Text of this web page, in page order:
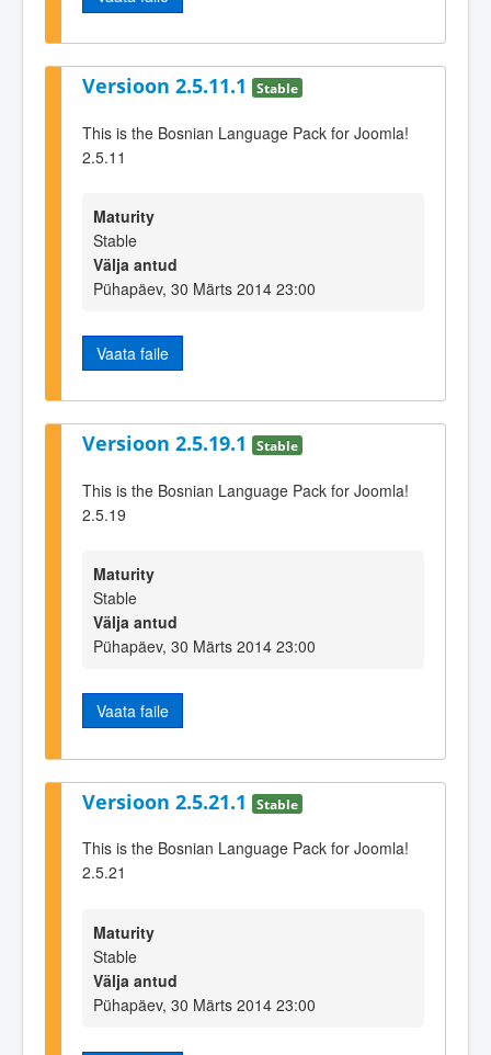
Versioon 2.5.11.1 Stable
This is the Bosnian Language Pack for Joomla!
2.5.11
Maturity
Stable
Välja antud
Pühapäev, 30 Märts 2014 23:00
Vaata faile
Versioon 2.5.19.1 Stable
This is the Bosnian Language Pack for Joomla!
2.5.19
Maturity
Stable
Välja antud
Pühapäev, 30 Märts 2014 23:00
Vaata faile
Versioon 2.5.21.1 Stable
This is the Bosnian Language Pack for Joomla!
2.5.21
Maturity
Stable
Välja antud
Pühapäev, 30 Märts 2014 23:00